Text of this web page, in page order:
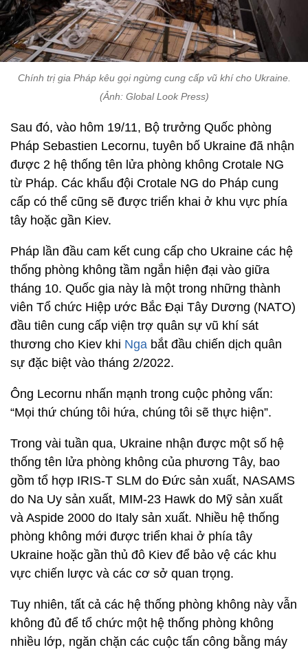
Chính trị gia Pháp kêu gọi ngừng cung cấp vũ khí cho Ukraine.
(Ảnh: Global Look Press)
Sau đó, vào hôm 19/11, Bộ trưởng Quốc phòng
Pháp Sebastien Lecornu, tuyên bố Ukraine đã nhận
được 2 hệ thống tên lửa phòng không Crotale NG
từ Pháp. Các khẩu đội Crotale NG do Pháp cung
cấp có thể cũng sẽ được triển khai ở khu vực phía
tây hoặc gần Kiev.
Pháp lần đầu cam kết cung cấp cho Ukraine các hệ
thống phòng không tầm ngắn hiện đại vào giữa
tháng 10. Quốc gia này là một trong những thành
viên Tổ chức Hiệp ước Bắc Đại Tây Dương (NATO)
đầu tiên cung cấp viện trợ quân sự vũ khí sát
thương cho Kiev khi Nga bắt đầu chiến dịch quân
sự đặc biệt vào tháng 2/2022.
Ông Lecornu nhấn mạnh trong cuộc phỏng vấn:
“Mọi thứ chúng tôi hứa, chúng tôi sẽ thực hiện”.
Trong vài tuần qua, Ukraine nhận được một số hệ
thống tên lửa phòng không của phương Tây, bao
gồm tổ hợp IRIS-T SLM do Đức sản xuất, NASAMS
do Na Uy sản xuất, MIM-23 Hawk do Mỹ sản xuất
và Aspide 2000 do Italy sản xuất. Nhiều hệ thống
phòng không mới được triển khai ở phía tây
Ukraine hoặc gần thủ đô Kiev để bảo vệ các khu
vực chiến lược và các cơ sở quan trọng.
Tuy nhiên, tất cả các hệ thống phòng không này vẫn
không đủ để tổ chức một hệ thống phòng không
nhiều lớp, ngăn chặn các cuộc tấn công bằng máy